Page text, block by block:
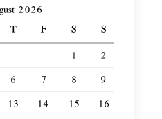
2026
T F S
S
1
2
6 7 8
9
13 14 15
16